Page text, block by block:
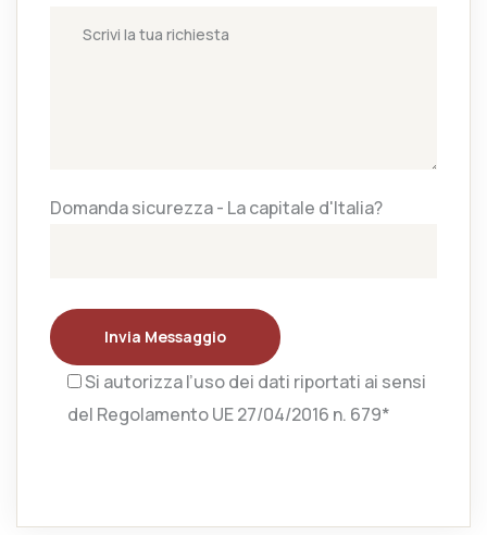
Domanda sicurezza - La capitale d'Italia?
Invia Messaggio
Si autorizza l’uso dei dati riportati ai sensi
del Regolamento UE 27/04/2016 n. 679*